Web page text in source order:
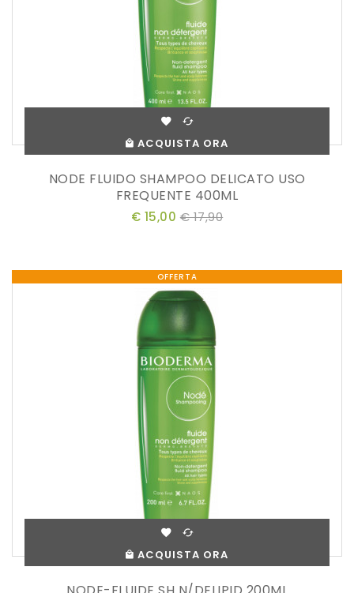
ACQUISTA ORA
NODE FLUIDO SHAMPOO DELICATO USO
FREQUENTE 400ML
€ 15,00 € 17,90
OFFERTA
ACQUISTA ORA